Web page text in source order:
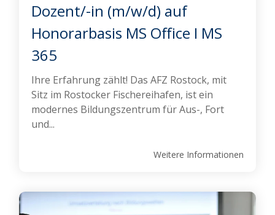
Dozent/-in (m/w/d) auf
Honorarbasis MS Office I MS
365
Ihre Erfahrung zählt! Das AFZ Rostock, mit
Sitz im Rostocker Fischereihafen, ist ein
modernes Bildungszentrum für Aus-, Fort
und...
Weitere Informationen